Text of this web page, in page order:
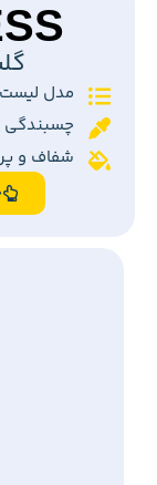
مدل
چسبندگی
شفاف و